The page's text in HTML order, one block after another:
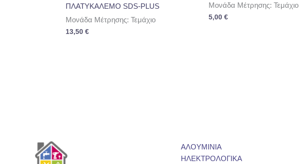
ΠΛΑΤΥΚΑΛΕΜΟ SDS-PLUS
Μονάδα Μέτρησης: Τεμάχιο
13,50 €
Μονάδα Μέτρησης: Τεμάχιο
5,00 €
ΑΛΟΥΜΙΝΙΑ
ΗΛΕΚΤΡΟΛΟΓΙΚΑ